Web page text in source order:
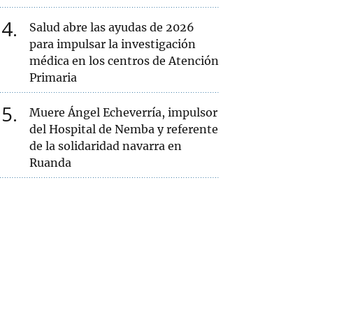
4
Salud abre las ayudas de 2026
para impulsar la investigación
médica en los centros de Atención
Primaria
5
Muere Ángel Echeverría, impulsor
del Hospital de Nemba y referente
de la solidaridad navarra en
Ruanda